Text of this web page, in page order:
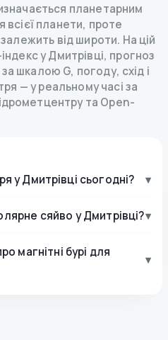
планетарним
всієї планети, проте
залежить від широти. На цій
у Дмитрівці, прогноз
за шкалою G, погоду, схід і
— у реальному часі за
та Open-
у Дмитрівці сьогодні? ▾
сяйво у Дмитрівці?▾
магнітні бурі для
▾